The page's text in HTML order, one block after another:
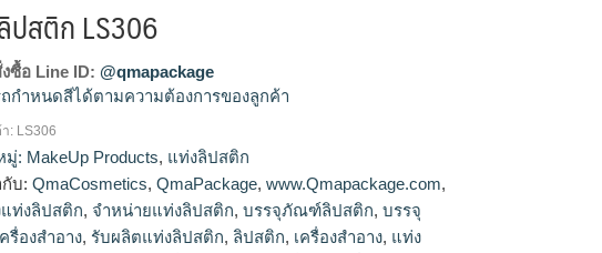
ปสติก LS306
ซื้อ Line ID: @qmapackage
กำหนดสีได้ตามความต้องการของลูกค้า
นผลิตแท่งลิปสติก,จำหน่ายแท่งลิปสติก,รับผลิตแท่ง
,ขายส่งแท่งลิปสติก
: LS306
มู่: MakeUp Products, แท่งลิปสติก
กับ:QmaCosmetics,QmaPackage,www.Qmapackage.com,
ท่งลิปสติก, จำหน่ายแท่งลิปสติก,บรรจุภัณฑ์ลิปสติก,บรรจุ
องสำอาง, รับผลิตแท่งลิปสติก, ลิปสติก, เครื่องสำอาง, แท่ง